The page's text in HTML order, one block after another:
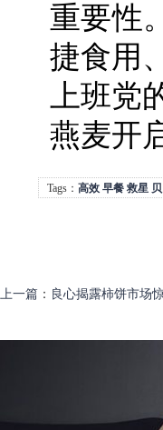
重要性
捷食用
上班
燕麦开
Tags： 高效 早餐 救星
上一篇 ： 良心揭露柿饼市场